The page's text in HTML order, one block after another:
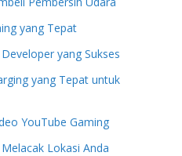
yang Tepat
yang Sukses
yang Tepat untuk
YouTube Gaming
Lokasi Anda